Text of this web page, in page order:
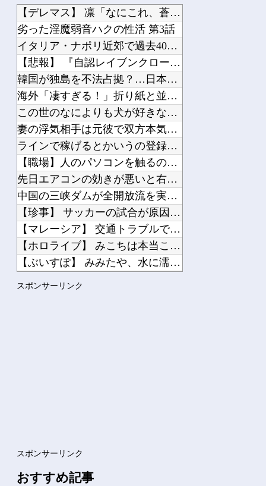
【動画】 これはお見事。中国重慶市で珍しい事故が撮影される。
母がホームに入りたいと言ってるのに、弟夫婦が母の預金は使わないでと言ってきた。我...
1/4嫁の妊娠中に女の子達とメッセをしまくった。バレても連絡してたら離婚の危機。...
Powered by livedoor 相互RSS
【デレマス】 凛「なにこれ、蒼穹のファフナー？」モバP「資料...
劣った淫魔弱音ハクの性活 第3話
イタリア・ナポリ近郊で過去40年で最大規模の地震「M4.7」...
【悲報】 『自認レイブンクロー』 ← こいつらのタチ悪い率は...
韓国が独島を不法占拠？…日本の高校新教科書、また強引な主張＝...
海外「凄すぎる！」折り紙と並ぶあの日本の偉大な発明に海外がび...
この世のなによりも犬が好きな人と話したい
妻の浮気相手は元彼で双方本気だった。妻はさっさと家を出て行っ...
ラインで稼げるとかいうの登録したけど「500円払え」だって
【職場】人のパソコンを触るのが苦手な方いますか？
先日エアコンの効きが悪いと右往左往してた奴やが
中国の三峡ダムが全開放流を実施…長江流域で深刻な洪水被害！
【珍事】 サッカーの試合が原因で交通事故が起きてしまう。
【マレーシア】 交通トラブルで激高、危険運転の末に側溝へ転落...
【ホロライブ】 みこちは本当こういうの上手いなｗｗｗ
【ぶいすぽ】 みみたや、水に濡れるのが嫌いすぎて水着を1着も...
スポンサーリンク
スポンサーリンク
おすすめ記事